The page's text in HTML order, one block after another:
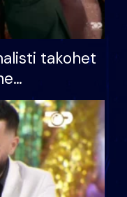
takohet
ndonjë letër